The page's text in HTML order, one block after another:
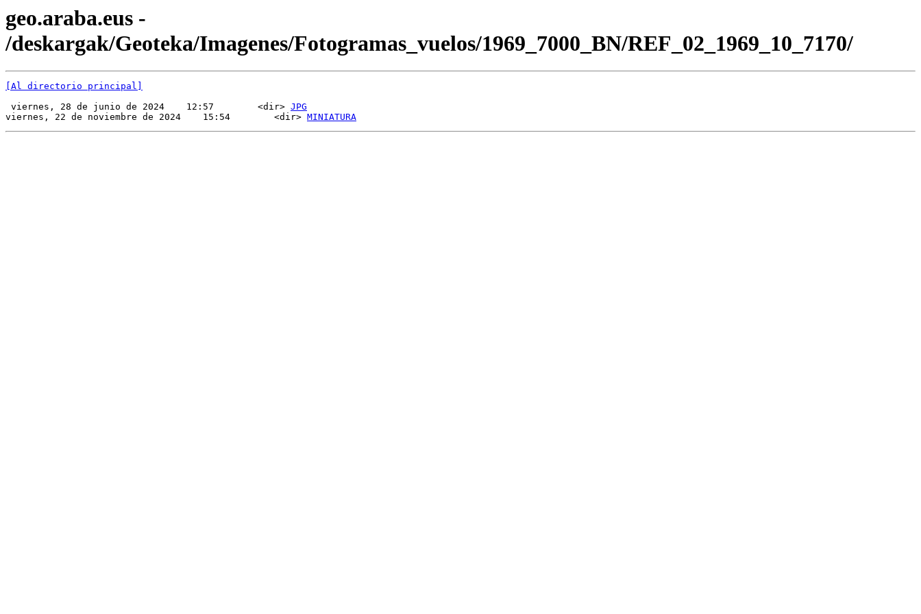
geo.araba.eus -
/deskargak/Geoteka/Imagenes/Fotogramas_vuelos/1969_7000_BN/REF_02_1969_10_7170/
[Al directorio principal]
viernes, 28 de junio de 2024    12:57        <dir> JPG
viernes, 22 de noviembre de 2024    15:54        <dir> MINIATURA